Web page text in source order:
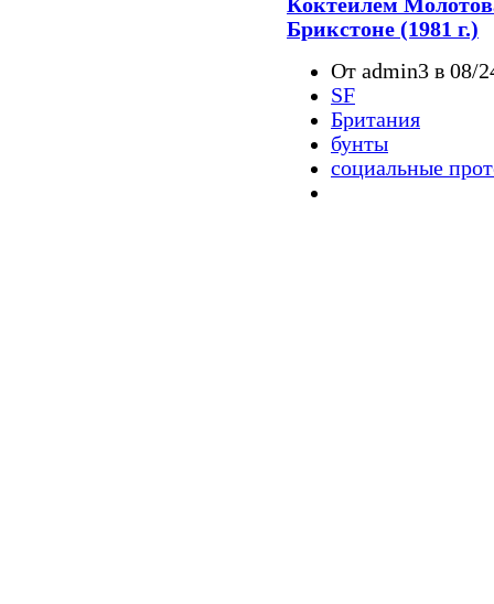
Коктейлем
Брикстоне (1981 г.)
От admin3 в 08/
SF
Британия
бунты
социальные